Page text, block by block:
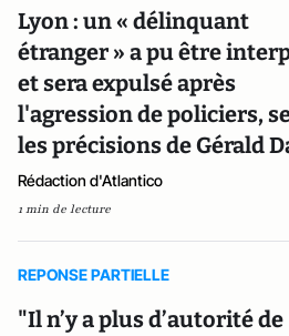
Lyon : un « délinquant
étranger » a pu être
et sera expulsé après
l'agression de policiers,
les précisions de Gérald
Rédaction d'Atlantico
1 min de lecture
REPONSE PARTIELLE
"Il n’y a plus d’autorité de